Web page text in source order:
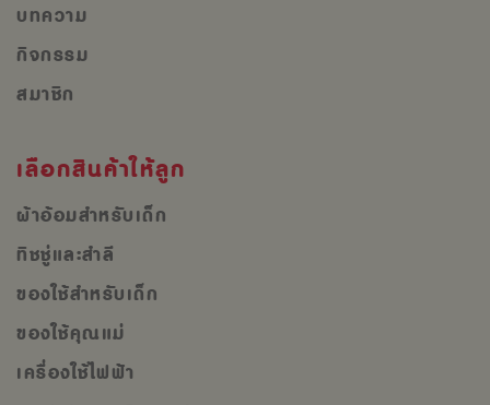
บทความ
กิจกรรม
สมาชิก
เลือกสินค้าให้ลูก
ผ้าอ้อมสำหรับเด็ก
ทิชชู่และสำลี
ของใช้สำหรับเด็ก
ของใช้คุณแม่
เครื่องใช้ไฟฟ้า